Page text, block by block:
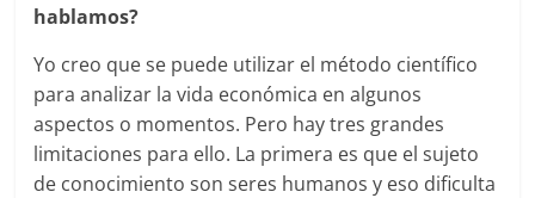
hablamos?
Yo creo que se puede utilizar el método científico
para analizar la vida económica en algunos
aspectos o momentos. Pero hay tres grandes
limitaciones para ello. La primera es que el sujeto
de conocimiento son seres humanos y eso dificulta